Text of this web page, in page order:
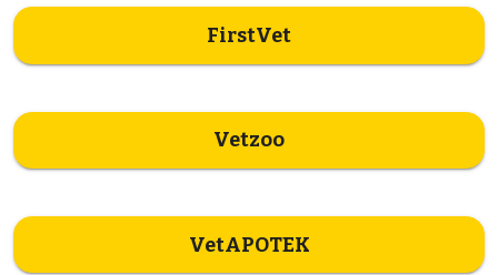
FirstVet
Vetzoo
VetAPOTEK